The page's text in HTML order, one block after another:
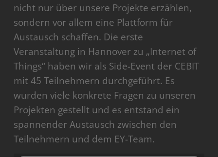
nicht nur über unsere Projekte erzählen,
sondern vor allem eine Plattform für
Austausch schaffen. Die erste
Veranstaltung in Hannover zu „Internet of
Things“ haben wir als Side-Event der CEBIT
mit 45 Teilnehmern durchgeführt. Es
wurden viele konkrete Fragen zu unseren
Projekten gestellt und es entstand ein
spannender Austausch zwischen den
Teilnehmern und dem EY-Team.